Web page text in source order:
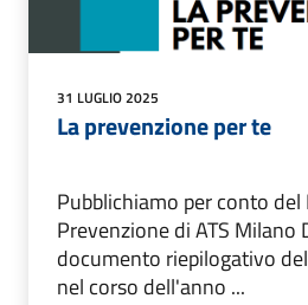
31 LUGLIO 2025
La prevenzione per te
Pubblichiamo per conto
Prevenzione di ATS Milano
documento riepilogativo
nel corso dell'anno ...